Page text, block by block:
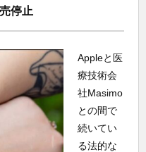
停止
Appleと医
療技術会
社Masimo
との間で
続いてい
る法的な